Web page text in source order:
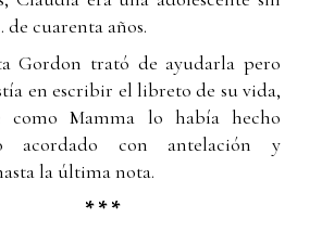
de cuarenta años.
Gordon trató de ayudarla pero
en escribir el libreto de su vida,
como Mamma lo había hecho
acordado con antelación y
la última nota.
* * *